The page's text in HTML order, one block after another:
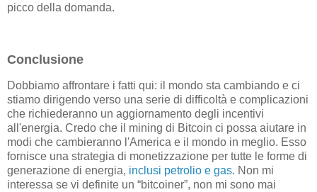
picco della domanda.
Conclusione
Dobbiamo affrontare i fatti qui: il mondo sta cambiando e ci
stiamo dirigendo verso una serie di difficoltà e complicazioni
che richiederanno un aggiornamento degli incentivi
all'energia. Credo che il mining di Bitcoin ci possa aiutare in
modi che cambieranno l'America e il mondo in meglio. Esso
fornisce una strategia di monetizzazione per tutte le forme di
generazione di energia, inclusi petrolio e gas. Non mi
interessa se vi definite un “bitcoiner”, non mi sono mai